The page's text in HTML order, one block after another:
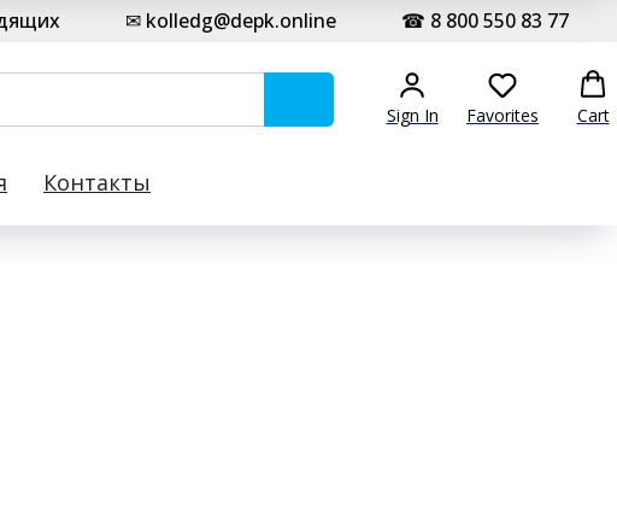
✉ kolledg@depk.online ☎ 8 800 550 83 77
Sign In Favorites Cart
Контакты